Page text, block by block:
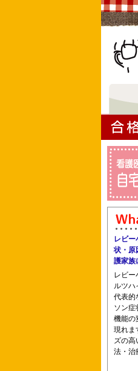
大垣女
横浜市
神戸市
東京都
大阪医
レビ
状・原
護家族
レビー
ルツハ
代表的
ソン症
機能の
現れま
ズの高
法・治